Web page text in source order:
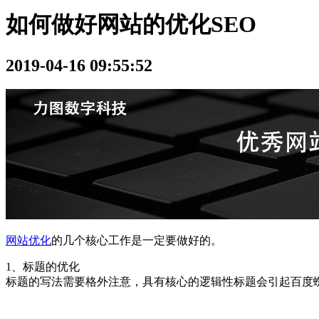
如何做好网站的优化SEO
2019-04-16 09:55:52
网站优化的几个核心工作是一定要做好的。
1、标题的优化
标题的写法需要格外注意，具有核心的逻辑性标题会引起百